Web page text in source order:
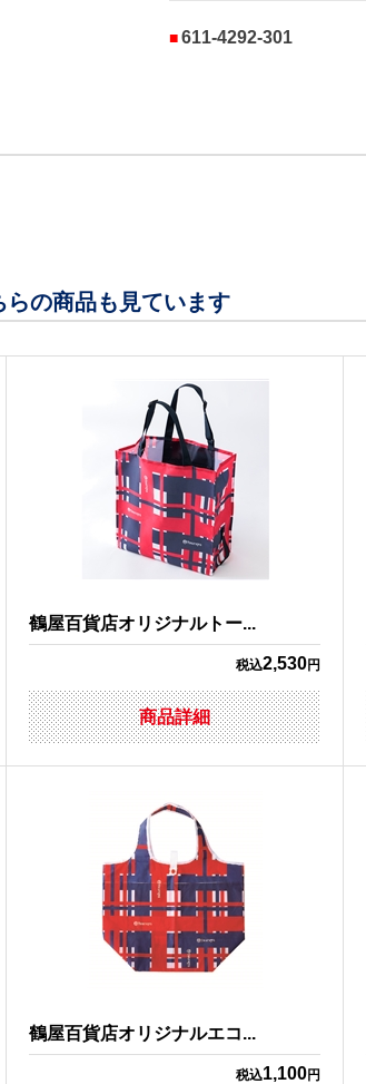
611-4292-301
の商品も見ています
鶴屋百貨店オリジナルトー...
税込2,530円
商品詳細
鶴屋百貨店オリジナルエコ...
税込1,100円